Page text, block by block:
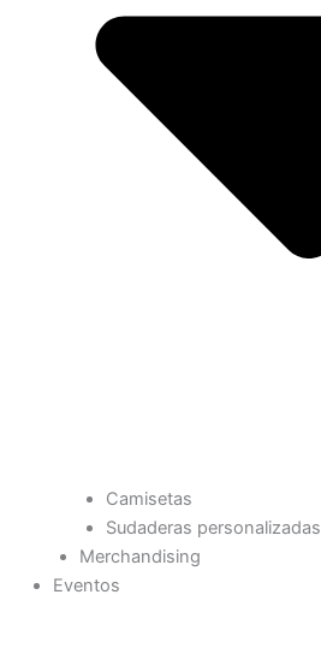
Camisetas
Sudaderas personalizadas
Merchandising
Eventos